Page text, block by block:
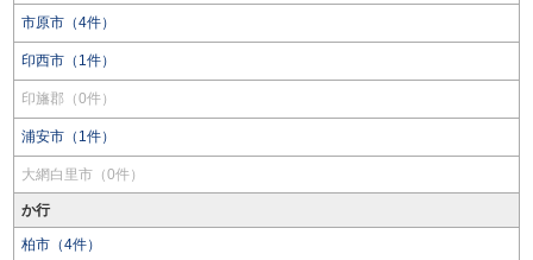
市原市（4件）
印西市（1件）
印旛郡（0件）
浦安市（1件）
大網白里市（0件）
か行
柏市（4件）